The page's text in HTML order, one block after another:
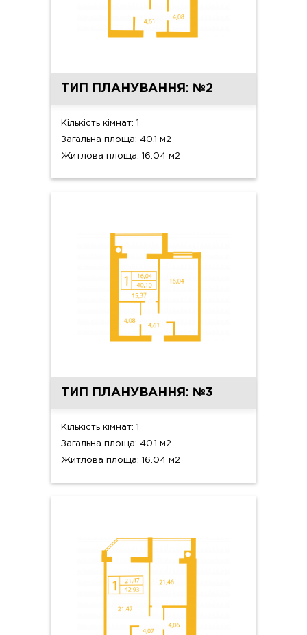
ТИП ПЛАНУВАННЯ: №2
Кількість кімнат: 1
Загальна площа: 40.1 м2
Житлова площа: 16.04 м2
ТИП ПЛАНУВАННЯ: №3
Кількість кімнат: 1
Загальна площа: 40.1 м2
Житлова площа: 16.04 м2